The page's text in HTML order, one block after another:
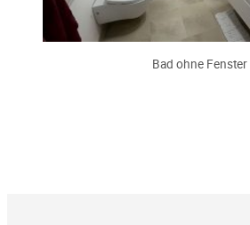
Bad ohne Fenster